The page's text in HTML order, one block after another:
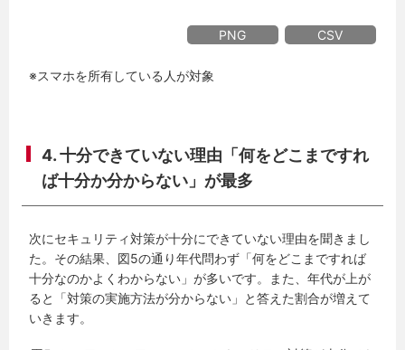
PNG CSV
※スマホを所有している人が対象
4. 十分できていない理由「何をどこまですれ
ば十分か分からない」が最多
次にセキュリティ対策が十分にできていない理由を聞きまし
た。その結果、図5の通り年代問わず「何をどこまですれば
十分なのかよくわからない」が多いです。また、年代が上が
ると「対策の実施方法が分からない」と答えた割合が増えて
いきます。